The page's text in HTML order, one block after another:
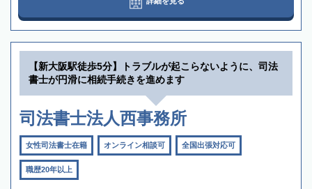
【新大阪駅徒歩5分】トラブルが起こらないように、司法
書士が円滑に相続手続きを進めます
司法書士法人西事務所
女性司法書士在籍 オンライン相談可 全国出張対応可
職歴20年以上